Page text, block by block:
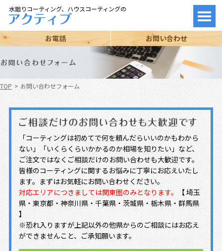
水廻りコーティング、ハウスコーティングの
お電話 お問い合わせ
TOP お問い合わせフォーム
「コーティングは初めてで何を頼んだらいいのかもわから
ない」「いくらくらいかかるのか相場を知りたい」など、
ご注文ではなくご相談だけのお問い合わせも大歓迎です。
皆様のコーティングに関するお悩みに丁寧にお応えいたし
ます。まずはお気軽にお問い合わせください。
対応エリアにつきましては関東圏のみとなります。
【 埼玉
県・東京都・神奈川県・千葉県・茨城県・栃木県・群馬県
】
※恐れ入りますが上記以外の他県からのご相談にはお応え
ができませんこと、ご承知願います。